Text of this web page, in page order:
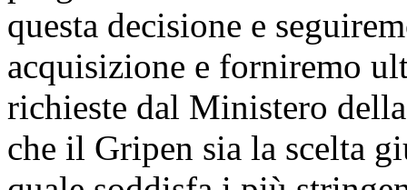
questa decisione e
acquisizione e forniremo
richieste dal Ministero
che il Gripen sia la scelta